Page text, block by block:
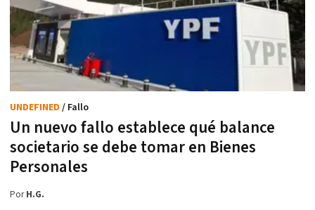
Un nuevo fallo establece qué balance
societario se debe tomar en Bienes
Personales
UNDEFINED / Fallo
PorH.G.